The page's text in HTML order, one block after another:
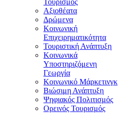
Τουρισμός
Αξιοθέατα
Δρώμενα
Κοινωνική
Επιχειρηματικότητα
Τουριστική Ανάπτυξη
Κοινωνικά
Υποστηριζόμενη
Γεωργία
Κοινωνικό Μάρκετινγκ
Βιώσιμη Ανάπτυξη
Ψηφιακός Πολιτισμός
Ορεινός Τουρισμός